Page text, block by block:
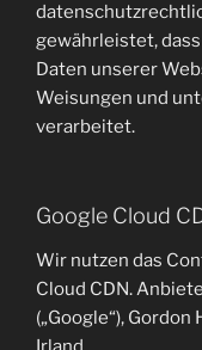
gewährleistet,
Daten unserer
Weisungen und
verarbeitet.
Google Cloud
Wir nutzen das
Cloud CDN.
(„Google“),